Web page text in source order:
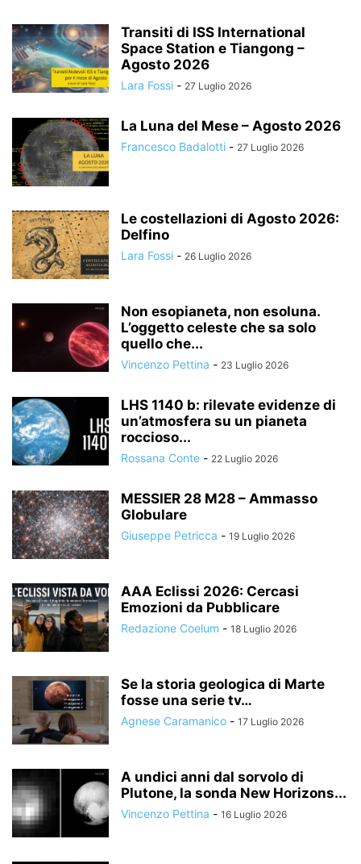
Transiti di ISS International
Space Station e Tiangong –
Agosto 2026
Lara Fossi - 27 Luglio 2026
La Luna del Mese – Agosto 2026
Francesco Badalotti - 27 Luglio 2026
Le costellazioni di Agosto 2026:
Delfino
Lara Fossi - 26 Luglio 2026
Non esopianeta, non esoluna.
L’oggetto celeste che sa solo
quello che...
Vincenzo Pettina - 23 Luglio 2026
LHS 1140 b: rilevate evidenze di
un’atmosfera su un pianeta
roccioso...
Rossana Conte - 22 Luglio 2026
MESSIER 28 M28 – Ammasso
Globulare
Giuseppe Petricca - 19 Luglio 2026
AAA Eclissi 2026: Cercasi
Emozioni da Pubblicare
Redazione Coelum - 18 Luglio 2026
Se la storia geologica di Marte
fosse una serie tv…
Agnese Caramanico - 17 Luglio 2026
A undici anni dal sorvolo di
Plutone, la sonda New Horizons...
Vincenzo Pettina - 16 Luglio 2026